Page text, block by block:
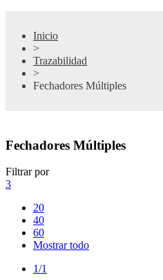
Inicio
>
Trazabilidad
>
Fechadores Múltiples
Fechadores Múltiples
Filtrar por
3
20
40
60
Mostrar todo
1/1